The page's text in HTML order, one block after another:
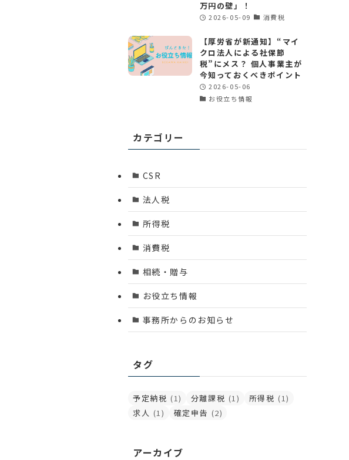
万円の壁」！
2026-05-09 消費税
【厚労省が新通知】“マイ
クロ法人による社保節
税”にメス？ 個人事業主が
今知っておくべきポイント
2026-05-06
お役立ち情報
カテゴリー
CSR
法人税
所得税
消費税
相続・贈与
お役立ち情報
事務所からのお知らせ
タグ
予定納税 (1) 分離課税 (1) 所得税 (1)
求人 (1) 確定申告 (2)
アーカイブ